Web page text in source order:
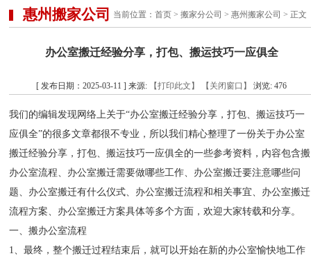
惠州搬家公司 当前位置：首页 >搬家分公司 >惠州搬家公司 > 正文
办公室搬迁经验分享，打包、搬运技巧一应俱全
[ 发布日期：2025-03-11 ] 来源: 【打印此文】 【关闭窗口】 浏览:476
我们的编辑发现网络上关于“办公室搬迁经验分享，打包、搬运技巧一
应俱全”的很多文章都很不专业，所以我们精心整理了一份关于办公室
搬迁经验分享，打包、搬运技巧一应俱全的一些参考资料，内容包含搬
办公室流程、办公室搬迁需要做哪些工作、办公室搬迁要注意哪些问
题、办公室搬迁有什么仪式、办公室搬迁流程和相关事宜、办公室搬迁
流程方案、办公室搬迁方案具体等多个方面，欢迎大家转载和分享。
一、搬办公室流程
1、最终，整个搬迁过程结束后，就可以开始在新的办公室愉快地工作